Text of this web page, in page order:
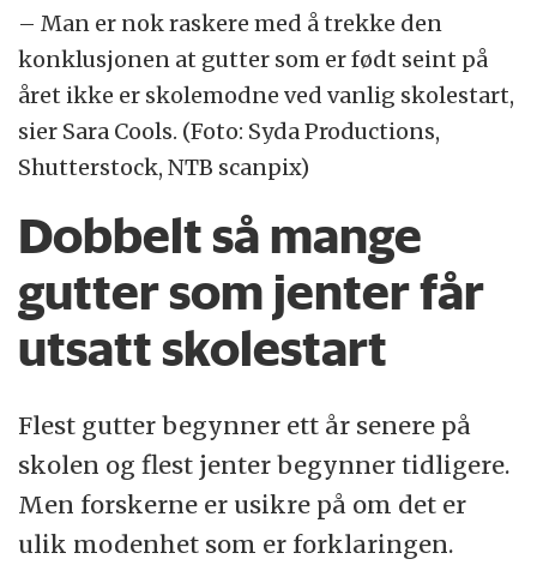
– Man er nok raskere med å trekke den
konklusjonen at gutter som er født seint på
året ikke er skolemodne ved vanlig skolestart,
sier Sara Cools. (Foto: Syda Productions,
Shutterstock, NTB scanpix)
Dobbelt så mange
gutter som jenter får
utsatt skolestart
Flest gutter begynner ett år senere på
skolen og flest jenter begynner tidligere.
Men forskerne er usikre på om det er
ulik modenhet som er forklaringen.